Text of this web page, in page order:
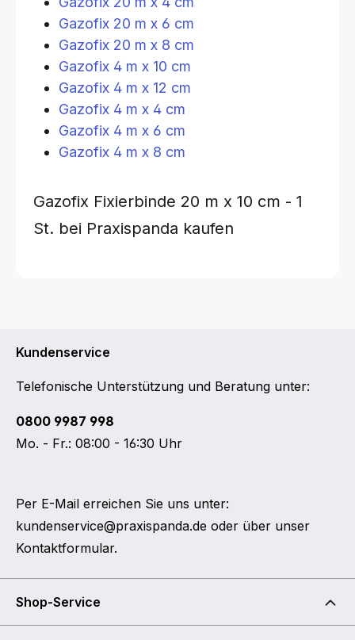
Gazofix 20 m x 6 cm
Gazofix 20 m x 8 cm
Gazofix 4 m x 10 cm
Gazofix 4 m x 12 cm
Gazofix 4 m x 4 cm
Gazofix 4 m x 6 cm
Gazofix 4 m x 8 cm
Gazofix Fixierbinde 20 m x 10 cm - 1
St. bei Praxispanda kaufen
Kundenservice
Telefonische Unterstützung und Beratung unter:
0800 9987 998
Mo. - Fr.: 08:00 - 16:30 Uhr
Per E-Mail erreichen Sie uns unter:
kundenservice@praxispanda.de oder über unser
Kontaktformular.
Shop-Service